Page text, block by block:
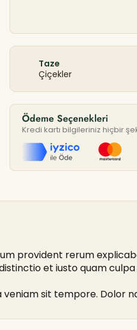
Taze
Çiçekler
Ödeme Seçenekleri
Kredi kartı bilgileriniz hiçbir
provident rerum
et iusto quam
sit tempore. Dolor